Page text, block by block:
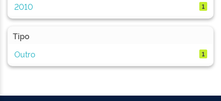
2010
1
Tipo
Outro
1